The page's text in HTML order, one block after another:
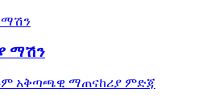
ማሽን